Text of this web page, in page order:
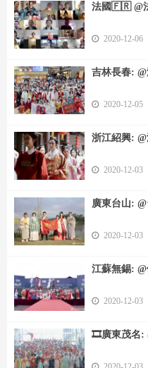
法國🇫🇷 @
2020-12-06
吉林長春:
2020-12-05
浙江紹興:
2020-12-03
廣東台山:
2020-12-03
江蘇無錫:
2020-12-03
🎞️廣東茂名: